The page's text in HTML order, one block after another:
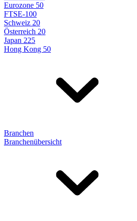
Eurozone 50
FTSE-100
Schweiz 20
Österreich 20
Japan 225
Hong Kong 50
Branchen
Branchenübersicht